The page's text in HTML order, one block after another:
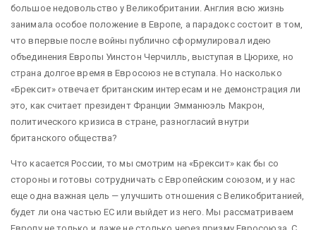
большое недовольство у Великобритании. Англия всю жизнь
занимала особое положение в Европе, а парадокс состоит в том,
что впервые после войны публично сформулировал идею
объединения Европы Уинстон Черчилль, выступая в Цюрихе, но
страна долгое время в Евросоюз не вступала. Но насколько
«Брексит» отвечает британским интересам и не демонстрация ли
это, как считает президент Франции Эмманюэль Макрон,
политического кризиса в стране, разногласий внутри
британского общества?
Что касается России, то мы смотрим на «Брексит» как бы со
стороны и готовы сотрудничать с Европейским союзом, и у нас
еще одна важная цель — улучшить отношения с Великобританией,
будет ли она частью ЕС или выйдет из него. Мы рассматриваем
Европу не только и даже не столько через призму Евросоюза. С